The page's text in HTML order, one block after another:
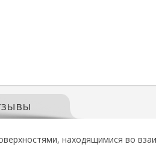
находящимися во